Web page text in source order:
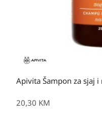
Apivita Šampon za sjaj i
20,30 KM